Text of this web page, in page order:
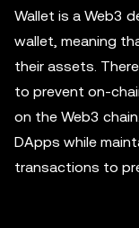
Wallet is a Web3
wallet, meaning
their assets.
to prevent on-
on the Web3
DApps while
transactions to